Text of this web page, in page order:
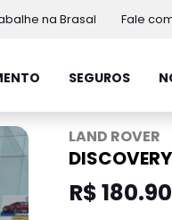
na Brasal Fale
SEGUROS
LAND ROVER
R$